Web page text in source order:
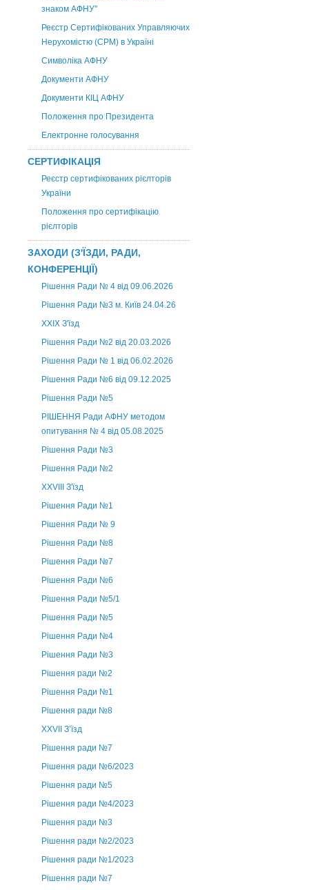
знаком АФНУ"
Реєстр Сертифікованих Управляючих
Нерухомістю (CPM) в Україні
Символіка АФНУ
Документи АФНУ
Документи КІЦ АФНУ
Положення про Президента
Електронне голосування
СЕРТИФІКАЦІЯ
Реєстр сертифікованих рієлторів
України
Положення про сертифікацію
рієлторів
ЗАХОДИ (З'ЇЗДИ, РАДИ,
КОНФЕРЕНЦІЇ)
Рішення Ради № 4 від 09.06.2026
Рішення Ради №3 м. Київ 24.04.26
XXІХ З'їзд
Рішення Ради №2 від 20.03.2026
Рішення Ради № 1 від 06.02.2026
Рішення Ради №6 від 09.12.2025
Рішення Ради №5
РІШЕННЯ Ради АФНУ методом
опитування № 4 від 05.08.2025
Рішення Ради №3
Рішення Ради №2
XXVIII З'їзд
Рішення Ради №1
Рішення Ради № 9
Рішення Ради №8
Рішення Ради №7
Рішення Ради №6
Рішення Ради №5/1
Рішення Ради №5
Рішення Ради №4
Рішення Ради №3
Рішення ради №2
Рішення Ради №1
Рішення ради №8
ХХVII З’їзд
Рішення ради №7
Рішення ради №6/2023
Рішення ради №5
Рішення ради №4/2023
Рішення ради №3
Рішення ради №2/2023
Рішення ради №1/2023
Рішення ради №7